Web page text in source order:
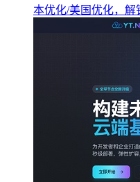
本优化/美国优化，解